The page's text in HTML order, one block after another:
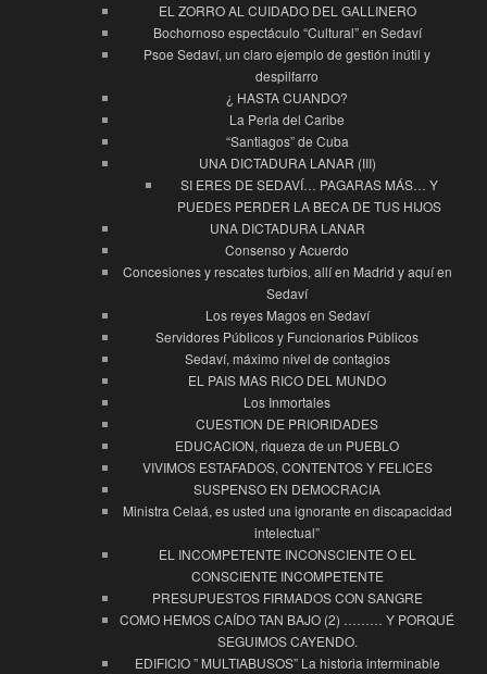
EL ZORRO AL CUIDADO DEL GALLINERO
Bochornoso espectáculo “Cultural” en Sedaví
Psoe Sedaví, un claro ejemplo de gestión inútil y
despilfarro
¿ HASTA CUANDO?
La Perla del Caribe
“Santiagos” de Cuba
UNA DICTADURA LANAR (III)
SI ERES DE SEDAVÍ… PAGARAS MÁS… Y
PUEDES PERDER LA BECA DE TUS HIJOS
UNA DICTADURA LANAR
Consenso y Acuerdo
Concesiones y rescates turbios, allí en Madrid y aquí en
Sedaví
Los reyes Magos en Sedaví
Servidores Públicos y Funcionarios Públicos
Sedaví, máximo nivel de contagios
EL PAIS MAS RICO DEL MUNDO
Los Inmortales
CUESTION DE PRIORIDADES
EDUCACION, riqueza de un PUEBLO
VIVIMOS ESTAFADOS, CONTENTOS Y FELICES
SUSPENSO EN DEMOCRACIA
Ministra Celaá, es usted una ignorante en discapacidad
intelectual”
EL INCOMPETENTE INCONSCIENTE O EL
CONSCIENTE INCOMPETENTE
PRESUPUESTOS FIRMADOS CON SANGRE
COMO HEMOS CAÍDO TAN BAJO (2) ……… Y PORQUÉ
SEGUIMOS CAYENDO.
EDIFICIO ” MULTIABUSOS” La historia interminable